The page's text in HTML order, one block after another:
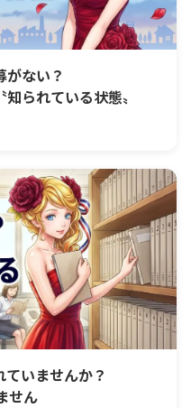
ない？
られている状態〟
いませんか？
せん